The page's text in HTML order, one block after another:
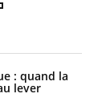
: quand la
lever